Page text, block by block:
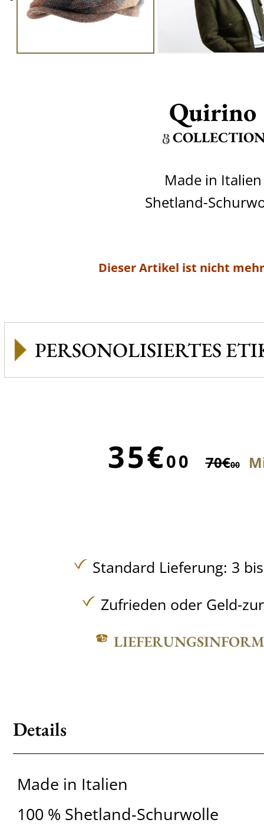
Quirino
Made in Italien
Shetland-
Dieser Artikel ist nicht
PERSONOLISIERTES
35€00 70€00
Standard Lieferung: 3
Zufrieden oder Geld-
Details
Made in Italien
100 % Shetland-Schurwolle